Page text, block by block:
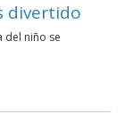
divertido
del niño se